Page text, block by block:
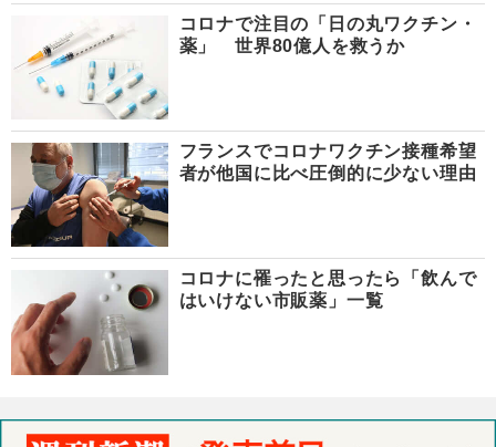
コロナで注目の「日の丸ワクチン・
薬」 世界80億人を救うか
フランスでコロナワクチン接種希望
者が他国に比べ圧倒的に少ない理由
コロナに罹ったと思ったら「飲んで
はいけない市販薬」一覧